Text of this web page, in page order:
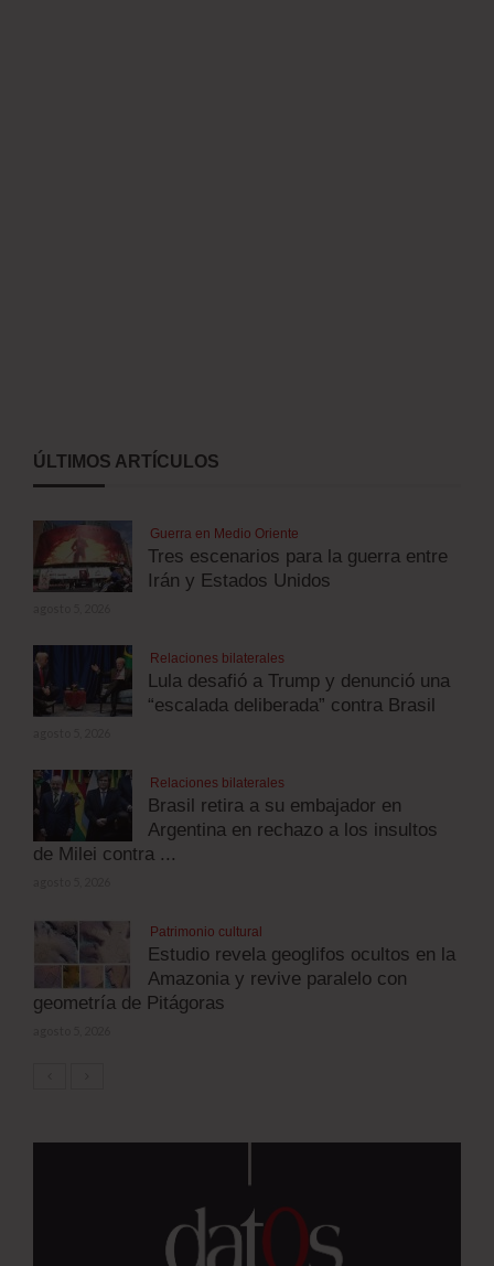
ÚLTIMOS ARTÍCULOS
Guerra en Medio Oriente
Tres escenarios para la guerra entre
Irán y Estados Unidos
Relaciones bilaterales
Lula desafió a Trump y denunció una
“escalada deliberada” contra Brasil
Relaciones bilaterales
Brasil retira a su embajador en
Argentina en rechazo a los insultos
de Milei contra ...
Patrimonio cultural
Estudio revela geoglifos ocultos en la
Amazonia y revive paralelo con
geometría de Pitágoras